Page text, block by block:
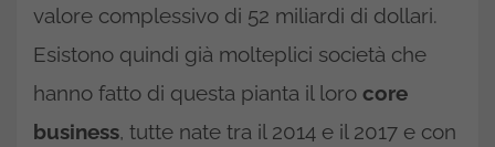
valore complessivo di 52 miliardi di dollari.
Esistono quindi già molteplici società che
hanno fatto di questa pianta il loro core
business, tutte nate tra il 2014 e il 2017 e con